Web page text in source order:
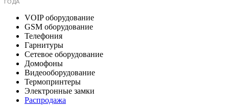
ГОДА
VOIP оборудование
GSM оборудование
Телефония
Гарнитуры
Сетевое оборудование
Домофоны
Видеооборудование
Термопринтеры
Электронные замки
Распродажа